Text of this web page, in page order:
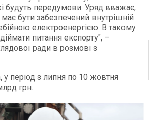
будуть передумови. Уряд вважає,
бути забезпечений внутрішній
електроенергією. В такому
питання експорту", –
ради в розмові з
період з липня по 10 жовтня
грн.